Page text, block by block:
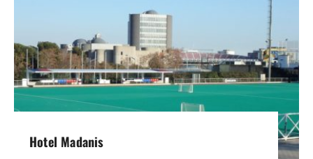
Hotel Madanis